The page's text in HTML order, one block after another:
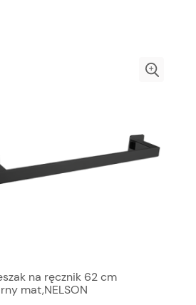
na ręcznik 62 cm
mat,NELSON